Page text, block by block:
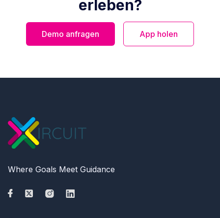
erleben?
Demo anfragen App holen
Where Goals Meet Guidance